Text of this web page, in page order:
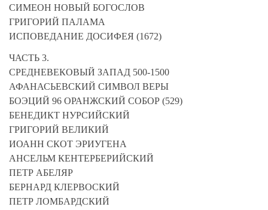
СИМЕОН НОВЫЙ БОГОСЛОВ
ГРИГОРИЙ ПАЛАМА
ИСПОВЕДАНИЕ ДОСИФЕЯ (1672)
ЧАСТЬ 3.
СРЕДНЕВЕКОВЫЙ ЗАПАД 500-1500
АФАНАСЬЕВСКИЙ СИМВОЛ ВЕРЫ
БОЭЦИЙ 96 ОРАНЖСКИЙ СОБОР (529)
БЕНЕДИКТ НУРСИЙСКИЙ
ГРИГОРИЙ ВЕЛИКИЙ
ИОАНН СКОТ ЭРИУГЕНА
АНСЕЛЬМ КЕНТЕРБЕРИЙСКИЙ
ПЕТР АБЕЛЯР
БЕРНАРД КЛЕРВОСКИЙ
ПЕТР ЛОМБАРДСКИЙ